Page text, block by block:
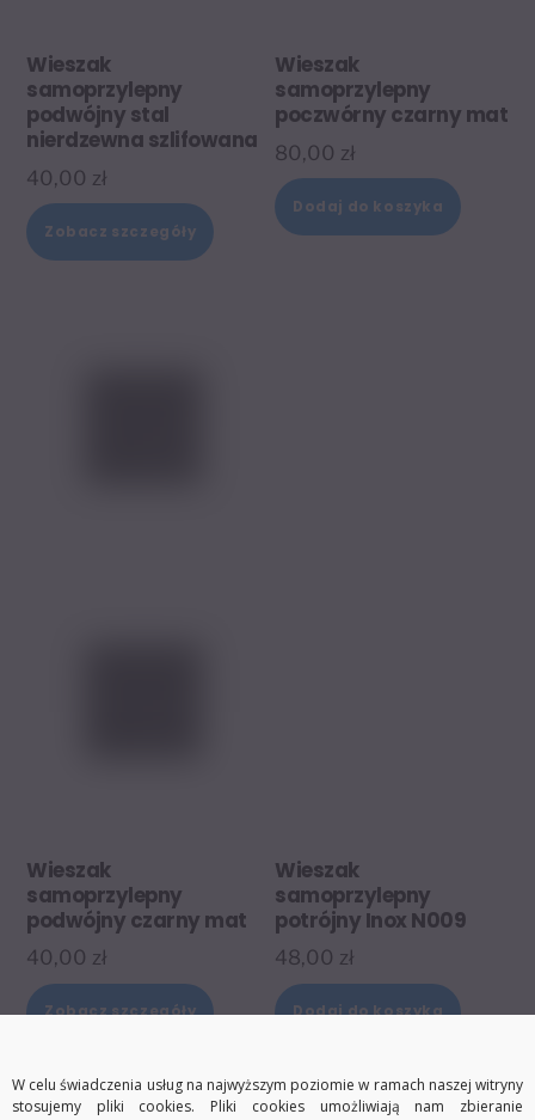
Wieszak
samoprzylepny
podwójny stal
nierdzewna szlifowana
40,00 zł
Zobacz szczegóły
Wieszak
samoprzylepny
poczwórny czarny mat
80,00 zł
Dodaj do koszyka
Wieszak
samoprzylepny
podwójny czarny mat
40,00 zł
Zobacz szczegóły
Wieszak
samoprzylepny
potrójny Inox N009
48,00 zł
Dodaj do koszyka
W celu świadczenia usług na najwyższym poziomie w ramach naszej witryny
stosujemy pliki cookies. Pliki cookies umożliwiają nam zbieranie